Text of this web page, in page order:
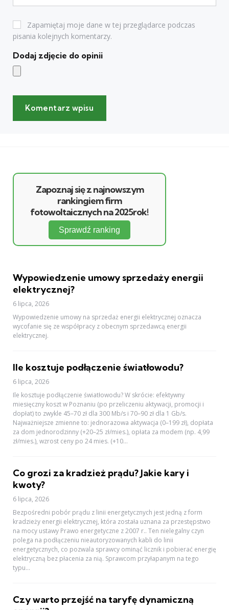
Zapamiętaj moje dane w tej przeglądarce podczas
pisania kolejnych komentarzy.
Dodaj zdjęcie do opinii
Zapoznaj się z najnowszym
rankingiem firm
fotowoltaicznych na 2025rok!
Sprawdź ranking
Wypowiedzenie umowy sprzedaży energii
elektrycznej?
6 lipca, 2026
Wypowiedzenie umowy na sprzedaż energii elektrycznej oznacza
wycofanie się ze współpracy z obecnym sprzedawcą energii
elektrycznej.
Ile kosztuje podłączenie światłowodu?
6 lipca, 2026
Ile kosztuje podłączenie światłowodu? W skrócie: efektywny
miesięczny koszt w Poznaniu (po przeliczeniu aktywacji, promocji i
dopłat) to zwykle 45–70 zł dla 300 Mb/s i 70–90 zł dla 1 Gb/s.
Najważniejsze zmienne to: jednorazowa aktywacja (0–199 zł), dopłata
za dom jednorodzinny (+20–25 zł/mies.), opłata za modem (np. 4,99
zł/mies.), wzrost ceny po 24 mies. (+10...
Co grozi za kradzież prądu? Jakie kary i
kwoty?
6 lipca, 2026
Bezpośredni pobór prądu z linii energetycznych jest jedną z form
kradzieży energii elektrycznej, która została uznana za przestępstwo
na mocy ustawy Prawo energetyczne z 2007 r.. Ten nielegalny czyn
polega na podłączeniu nieautoryzowanych kabli do linii
energetycznych, co pozwala sprawcy ominąć licznik i pobierać energię
elektryczną bez płacenia za nią. Sprawcom przyłapanym na tego
typu...
Czy warto przejść na taryfę dynamiczną